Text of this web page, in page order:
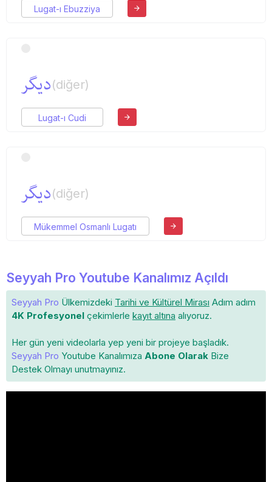
Lugat-ı Ebuzziya
دیگر(diğer)
Lugat-ı Cudi
دیگر(diğer)
Mükemmel Osmanlı Lugatı
Seyyah Pro Youtube Kanalımız Açıldı
Seyyah Pro Ülkemizdeki Tarihi ve Kültürel Mirası Adım adım
4K Profesyonel çekimlerle kayıt altına alıyoruz.
Her gün yeni videolarla yep yeni bir projeye başladık.
Seyyah Pro Youtube Kanalımıza Abone Olarak Bize
Destek Olmayı unutmayınız.